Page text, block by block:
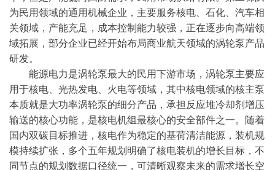
为民用领域的通用机械企业，主要服务核电、石化、汽车相
关领域，产能充足，成本控制能力较强，正在逐步向高端领
域拓展，部分企业已经开始布局商业航天领域的涡轮泵产品
研发。
能源电力是涡轮泵最大的民用下游市场，涡轮泵主要应
用于核电、光热发电、火电等领域，其中核电领域的核主泵
本质就是大功率涡轮泵的细分产品，承担反应堆冷却剂增压
输送的核心功能，是核电机组最核心的安全部件之一。随着
国内双碳目标推进，核电作为稳定的基荷清洁能源，装机规
模持续扩张，多个五年规划明确了核电装机的增长目标，不
同节点的规划数据口径统一，可清晰观察未来的需求增长空